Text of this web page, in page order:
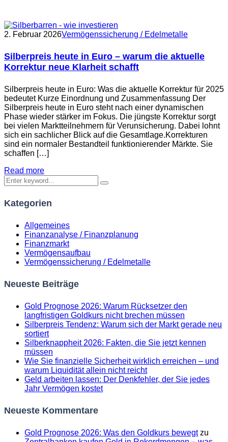
2. Februar 2026Vermögenssicherung / Edelmetalle
Silberpreis heute in Euro – warum die aktuelle
Korrektur neue Klarheit schafft
Silberpreis heute in Euro: Was die aktuelle Korrektur für 2025
bedeutet Kurze Einordnung und Zusammenfassung Der
Silberpreis heute in Euro steht nach einer dynamischen
Phase wieder stärker im Fokus. Die jüngste Korrektur sorgt
bei vielen Marktteilnehmern für Verunsicherung. Dabei lohnt
sich ein sachlicher Blick auf die Gesamtlage.Korrekturen
sind ein normaler Bestandteil funktionierender Märkte. Sie
schaffen […]
Read more
Kategorien
Allgemeines
Finanzanalyse / Finanzplanung
Finanzmarkt
Vermögensaufbau
Vermögenssicherung / Edelmetalle
Neueste Beiträge
Gold Prognose 2026: Warum Rücksetzer den
langfristigen Goldkurs nicht brechen müssen
Silberpreis Tendenz: Warum sich der Markt gerade neu
sortiert
Silberknappheit 2026: Fakten, die Sie jetzt kennen
müssen
Wie Sie finanzielle Sicherheit wirklich erreichen – und
warum Liquidität allein nicht reicht
Geld arbeiten lassen: Der Denkfehler, der Sie jedes
Jahr Vermögen kostet
Neueste Kommentare
Gold Prognose 2026: Was den Goldkurs bewegtzu